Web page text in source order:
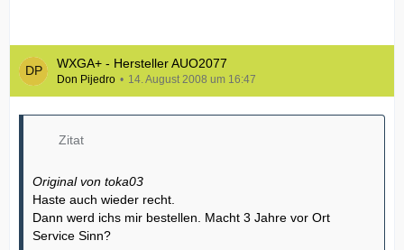
WXGA+ - Hersteller AUO2077
Don Pijedro 14. August 2008 um 16:47
Zitat
Original von toka03
Haste auch wieder recht.
Dann werd ichs mir bestellen. Macht 3 Jahre vor Ort
Service Sinn?